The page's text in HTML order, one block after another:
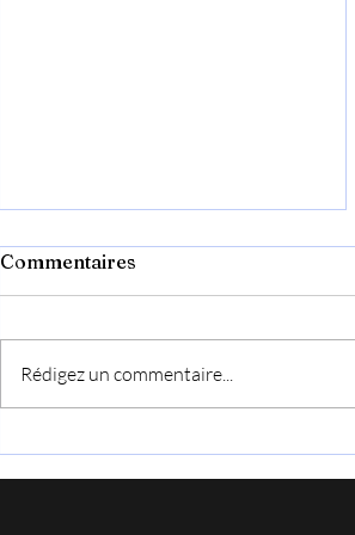
pour le festival : Chansons
Commentaires
Rédigez un commentaire...